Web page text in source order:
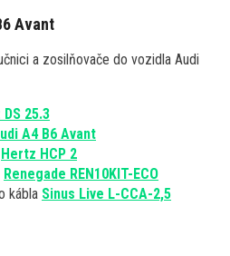
Avant
a zosilňovače do vozidla Audi
25.3
A4 B6 Avant
Hertz HCP 2
Renegade REN10KIT-ECO
kábla Sinus Live L-CCA-2,5